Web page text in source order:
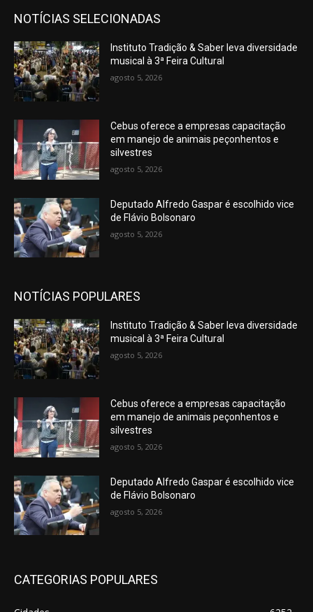
NOTÍCIAS SELECIONADAS
Instituto Tradição & Saber leva diversidade
musical à 3ª Feira Cultural
agosto 5, 2026
Cebus oferece a empresas capacitação
em manejo de animais peçonhentos e
silvestres
agosto 5, 2026
Deputado Alfredo Gaspar é escolhido vice
de Flávio Bolsonaro
agosto 5, 2026
NOTÍCIAS POPULARES
Instituto Tradição & Saber leva diversidade
musical à 3ª Feira Cultural
agosto 5, 2026
Cebus oferece a empresas capacitação
em manejo de animais peçonhentos e
silvestres
agosto 5, 2026
Deputado Alfredo Gaspar é escolhido vice
de Flávio Bolsonaro
agosto 5, 2026
CATEGORIAS POPULARES